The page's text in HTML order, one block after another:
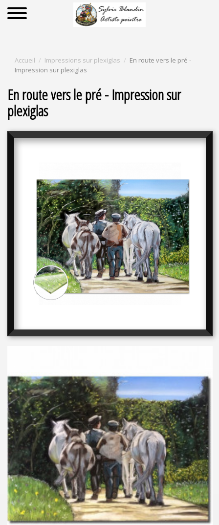
Accueil Impressions sur plexiglas
En route vers le pré -
Impression sur plexiglas
En route vers le pré - Impression sur
plexiglas